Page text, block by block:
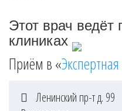
Этот врач
клиниках
Приём в «
Ленинский пр-т д. 99